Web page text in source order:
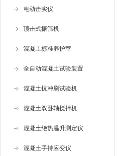
电动击实仪
顶击式振筛机
混凝土标准养护室
全自动混凝土试验装置
混凝土抗冲刷试验机
混凝土双卧轴搅拌机
混凝土绝热温升测定仪
混凝土手持应变仪